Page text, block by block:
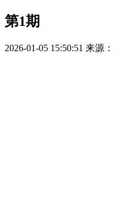
第1期
2026-01-05 15:50:51 来源：